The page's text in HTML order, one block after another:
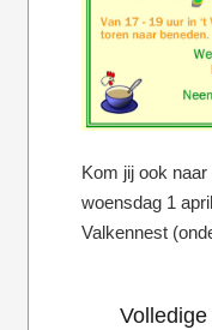
Kom jij ook
woensdag 1
Valkennest